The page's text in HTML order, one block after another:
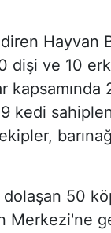
Hayvan
dişi ve 10
kedi
dolaşan 50
Merkezi'ne